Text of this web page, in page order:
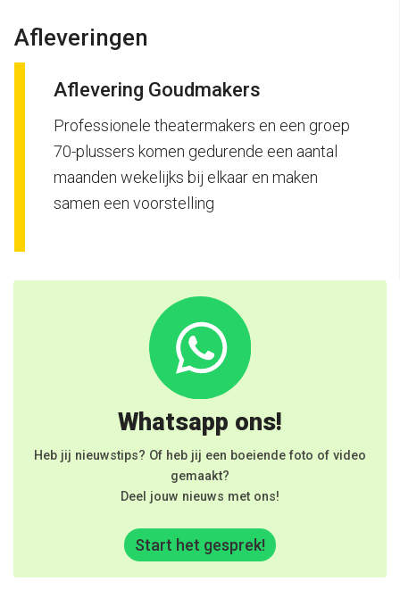
Afleveringen
Aflevering Goudmakers
Professionele theatermakers en een groep
70-plussers komen gedurende een aantal
maanden wekelijks bij elkaar en maken
samen een voorstelling
Whatsapp ons!
Heb jij nieuwstips? Of heb jij een boeiende foto of video
gemaakt?
Deel jouw nieuws met ons!
Start het gesprek!